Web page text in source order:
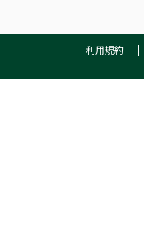
利用規約 |